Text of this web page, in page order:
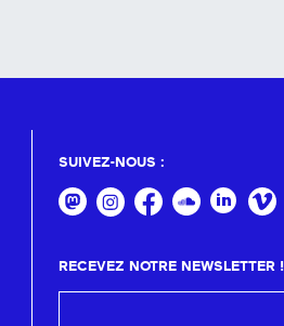
SUIVEZ-NOUS :
RECEVEZ NOTRE NEWSLETTER !